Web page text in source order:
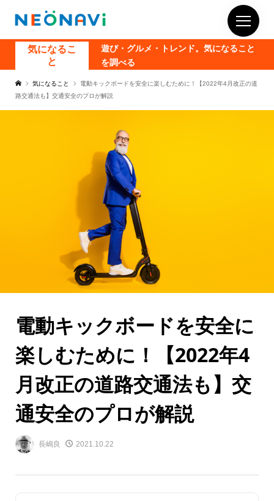
気になるこ
と
遊び・グルメ・トレンド。気になること
を調べる
気になること
電動キックボードを安全に楽しむために！【2022年4月改正の道
路交通法も】交通安全のプロが解説
電動キックボードを安全に
楽しむために！【2022年4
月改正の道路交通法も】交
通安全のプロが解説
長嶋良 2021.10.22